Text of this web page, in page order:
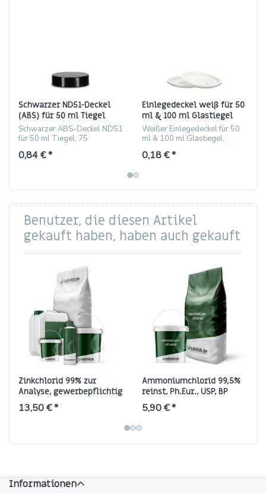
Schwarzer ND51-Deckel
(ABS) für 50 ml Tiegel
Schwarzer ABS-Deckel ND51
für 50 ml Tiegel, 75
St./Karton.
0,84 € *
Einlegedeckel weiß für 50
ml & 100 ml Glastiegel
(HDPE/PP)
Weißer Einlegedeckel für 50
ml & 100 ml Glastiegel,
geeignet für Gewinde 51/52.
0,18 € *
Benutzer, die diesen Artikel
gekauft haben, haben auch gekauft
Zinkchlorid 99% zur
Analyse, gewerbepflichtig
13,50 € *
Ammoniumchlorid 99,5%
reinst, Ph.Eur., USP, BP
5,90 € *
Informationen